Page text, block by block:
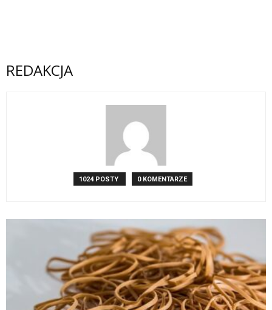
REDAKCJA
1024 POSTY 0 KOMENTARZE